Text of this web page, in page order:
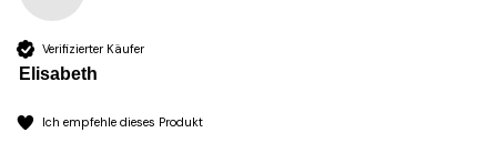
Verifizierter Käufer
Elisabeth
Ich empfehle dieses Produkt